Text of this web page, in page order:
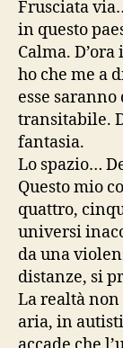
Frusciata
in questo
Calma.
ho che me a
esse
transitabile.
fantasia.
Lo spazio…
Questo mio
quattro,
universi
da una
distanze, si
La realtà
aria, in